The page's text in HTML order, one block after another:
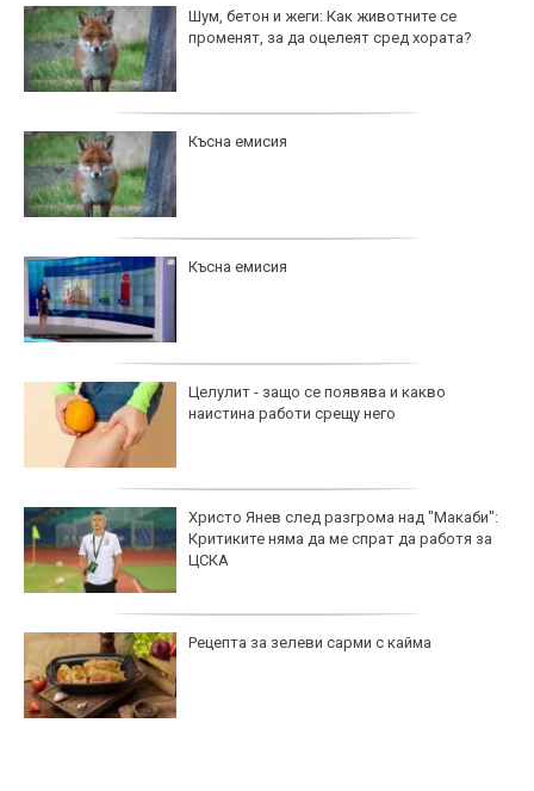
Шум, бетон и жеги: Как животните се
променят, за да оцелеят сред хората?
Късна емисия
Късна емисия
Целулит - защо се появява и какво
наистина работи срещу него
Христо Янев след разгрома над "Макаби":
Критиките няма да ме спрат да работя за
ЦСКА
Рецепта за зелеви сарми с кайма